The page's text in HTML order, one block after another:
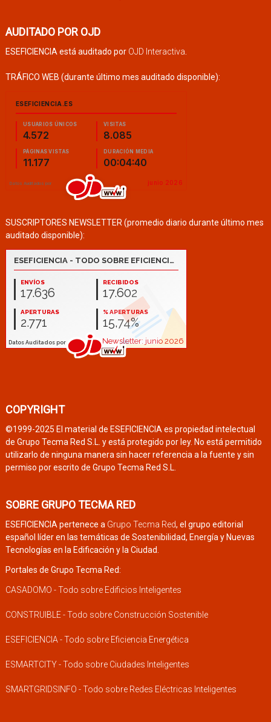
AUDITADO POR OJD
ESEFICIENCIA está auditado por OJD Interactiva
TRÁFICO WEB (durante último mes auditado disponible):
SUSCRIPTORES NEWSLETTER (promedio diario durante último mes
auditado disponible):
COPYRIGHT
©1999-2025 El material de ESEFICIENCIA es propiedad intelectual
de Grupo Tecma Red S.L. y está protegido por ley. No está permitido
utilizarlo de ninguna manera sin hacer referencia a la fuente y sin
permiso por escrito de Grupo Tecma Red S.L.
SOBRE GRUPO TECMA RED
ESEFICIENCIA pertenece a Grupo Tecma Red, el grupo editorial
español líder en las temáticas de Sostenibilidad, Energía y Nuevas
Tecnologías en la Edificación y la Ciudad.
Portales de Grupo Tecma Red:
CASADOMO - Todo sobre Edificios Inteligentes
CONSTRUIBLE - Todo sobre Construcción Sostenible
ESEFICIENCIA - Todo sobre Eficiencia Energética
ESMARTCITY - Todo sobre Ciudades Inteligentes
SMARTGRIDSINFO - Todo sobre Redes Eléctricas Inteligentes